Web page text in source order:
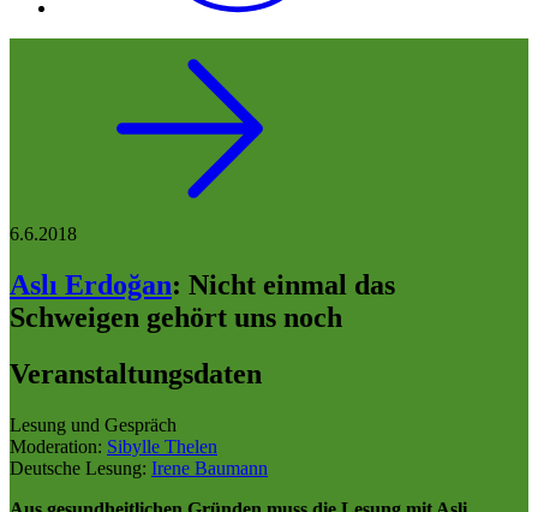
6.6.2018
Aslı Erdoğan: Nicht einmal das
Schweigen gehört uns noch
Veranstaltungsdaten
Lesung und Gespräch
Moderation: Sibylle Thelen
Deutsche Lesung: Irene Baumann